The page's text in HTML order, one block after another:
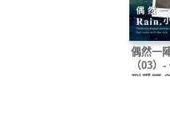
偶然一
（03）
到愛嗎？